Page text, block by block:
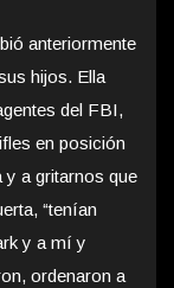
anteriormente
hijos. Ella
del FBI,
en posición
y a gritarnos que
“tenían
y a mí y
ordenaron a